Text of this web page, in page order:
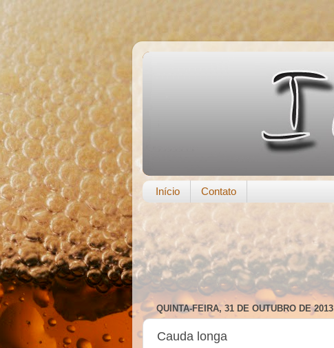
Início Contato
QUINTA-FEIRA, 31 DE OUTUBRO DE 2013
Cauda longa